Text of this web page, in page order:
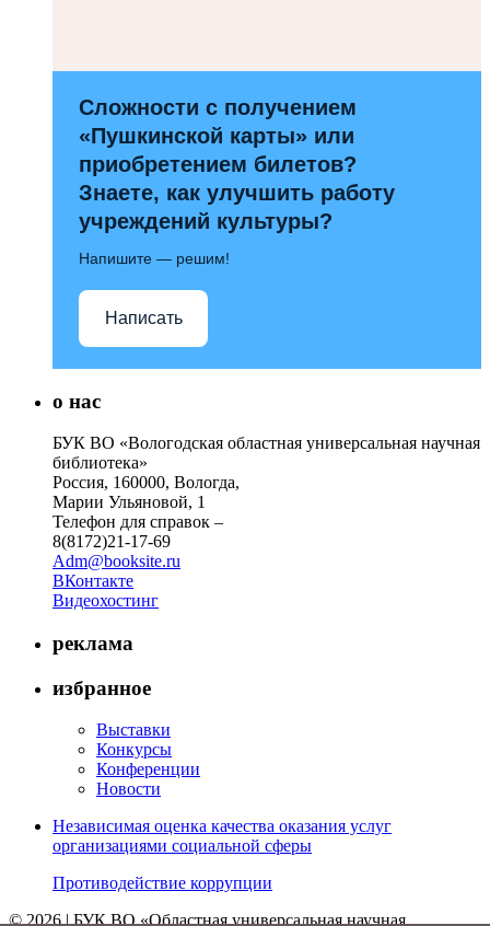
Сложности с получением
«Пушкинской карты» или
приобретением билетов?
Знаете, как улучшить работу
учреждений культуры?
Напишите — решим!
Написать
о нас
БУК ВО «Вологодская областная универсальная научная
библиотека»
Россия, 160000, Вологда,
Марии Ульяновой, 1
Телефон для справок –
8(8172)21-17-69
Adm@booksite.ru
ВКонтакте
Видеохостинг
реклама
избранное
Выставки
Конкурсы
Конференции
Новости
Независимая оценка качества оказания услуг
организациями социальной сферы
Противодействие коррупции
© 2026 | БУК ВО «Областная универсальная научная